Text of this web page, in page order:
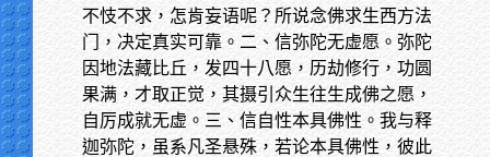
不忮不求，怎肯妄语呢？所说念佛求生西方法
门，决定真实可靠。二、信弥陀无虚愿。弥陀
因地法藏比丘，发四十八愿，历劫修行，功圆
果满，才取正觉，其摄引众生往生成佛之愿，
自厉成就无虚。三、信自性本具佛性。我与释
迦弥陀，虽系凡圣悬殊，若论本具佛性，彼此